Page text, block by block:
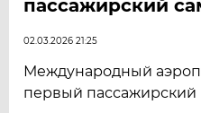
пассажирский
02.03.2026 21:25
Международный
первый пассажирский